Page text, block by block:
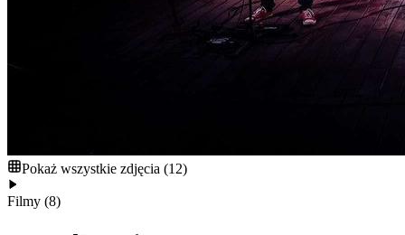
Pokaż wszystkie zdjęcia (12)
Filmy (8)